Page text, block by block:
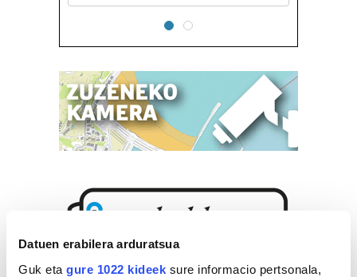
Datuen erabilera arduratsua
Guk eta gure 1022 kideek sure informacio pertsonala,